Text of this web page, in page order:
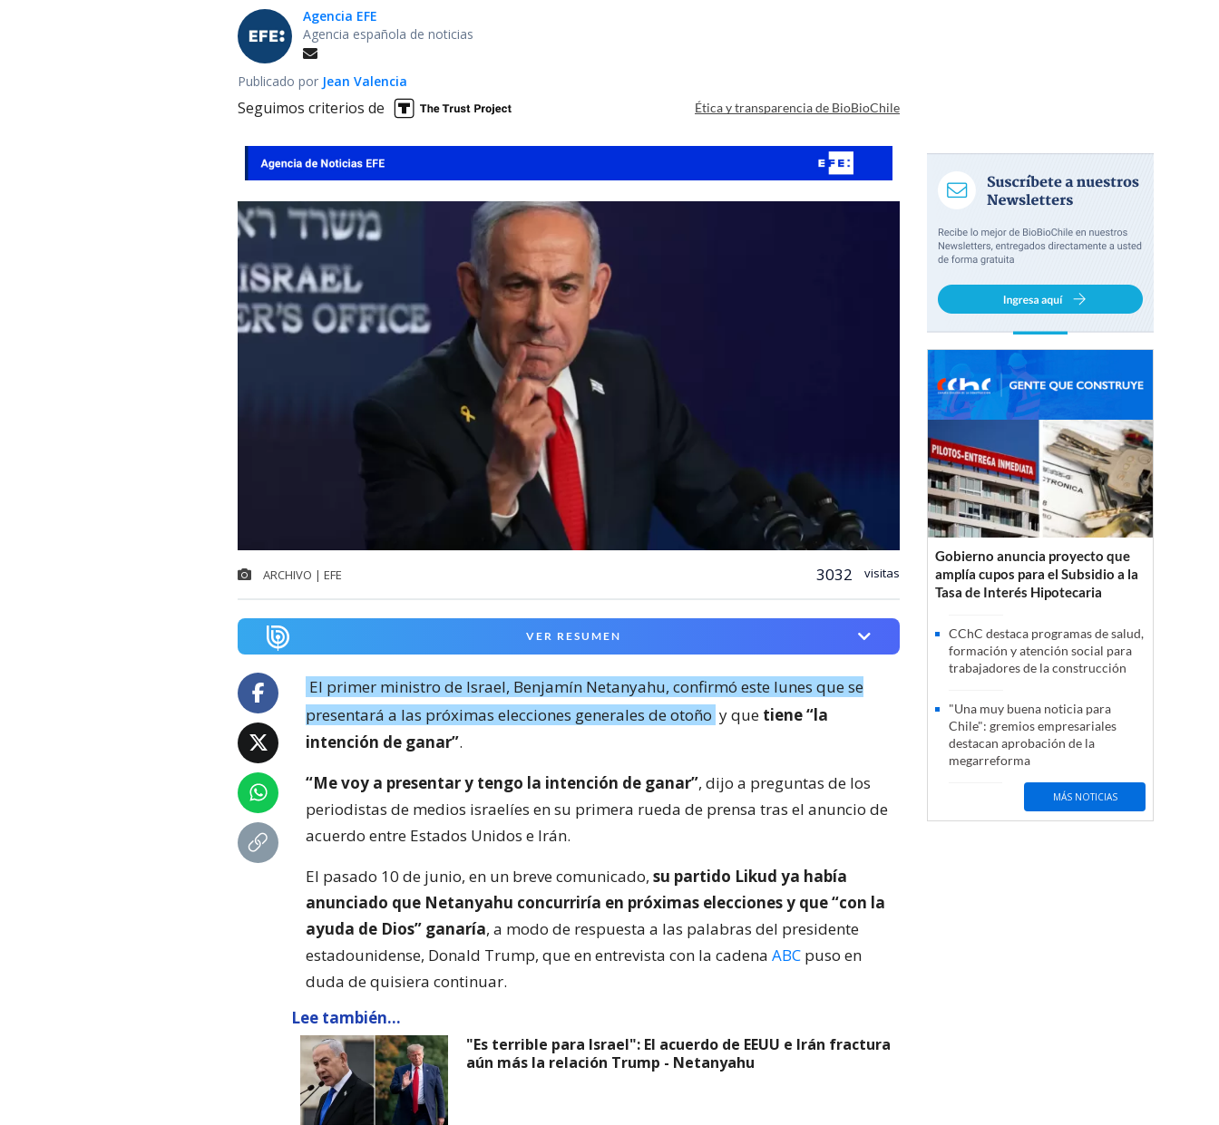
Agencia EFE
Agencia española de noticias
Publicado por Jean Valencia
Seguimos criterios de Ética y transparencia de BioBioChile
ARCHIVO | EFE 3032 visitas
VER RESUMEN
El primer ministro de Israel, Benjamín Netanyahu, confirmó este lunes que se
presentará a las próximas elecciones generales de otoño y que tiene “la
intención de ganar”.
“Me voy a presentar y tengo la intención de ganar”, dijo a preguntas de los
periodistas de medios israelíes en su primera rueda de prensa tras el anuncio de
acuerdo entre Estados Unidos e Irán.
El pasado 10 de junio, en un breve comunicado, su partido Likud ya había
anunciado que Netanyahu concurriría en próximas elecciones y que “con la
ayuda de Dios” ganaría, a modo de respuesta a las palabras del presidente
estadounidense, Donald Trump, que en entrevista con la cadena ABC puso en
duda de quisiera continuar.
Lee también...
"Es terrible para Israel": El acuerdo de EEUU e Irán fractura
aún más la relación Trump - Netanyahu
Gobierno anuncia proyecto que
amplía cupos para el Subsidio a la
Tasa de Interés Hipotecaria
CChC destaca programas de salud,
formación y atención social para
trabajadores de la construcción
"Una muy buena noticia para
Chile": gremios empresariales
destacan aprobación de la
megarreforma
MÁS NOTICIAS